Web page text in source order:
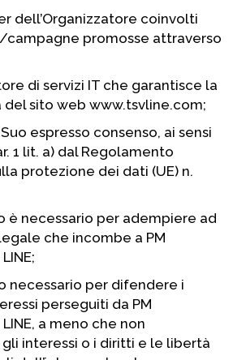
dell’Organizzatore coinvolti
campagne promosse attraverso
di servizi IT che garantisce la
sito web www.tsvline.com;
espresso consenso, ai sensi
1 lit. a) dal Regolamento
protezione dei dati (UE) n.
è necessario per adempiere ad
che incombe a PM
necessario per difendere i
perseguiti da PM
LINE, a meno che non
interessi o i diritti e le libertà